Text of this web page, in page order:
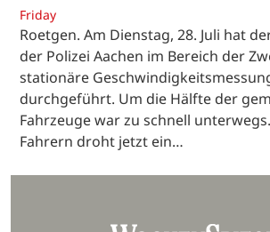
Friday
Roetgen. Am Dienstag, 28. Juli hat
der Polizei Aachen im Bereich der
stationäre
durchgeführt. Um die Hälfte der
Fahrzeuge war zu schnell
Fahrern droht jetzt ein…